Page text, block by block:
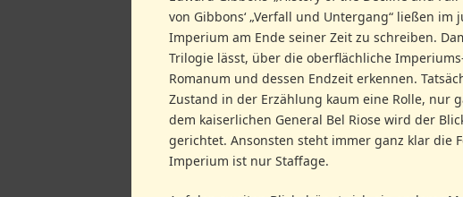
von Gibbons‘ „Verfall und Untergang“ ließen
Imperium am Ende seiner Zeit zu schreiben.
Trilogie lässt, über die oberflächliche
Romanum und dessen Endzeit erkennen.
Zustand in der Erzählung kaum eine Rolle, nur
dem kaiserlichen General Bel Riose wird der
gerichtet. Ansonsten steht immer ganz klar die
Imperium ist nur Staffage.